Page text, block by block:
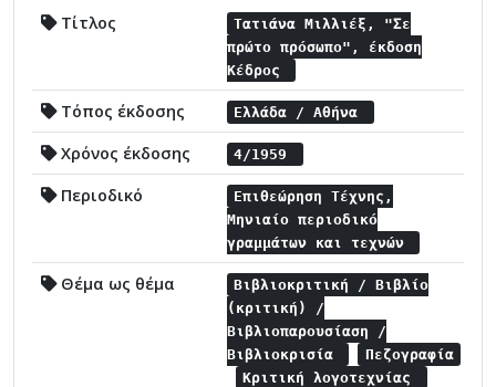
Τίτλος
Τατιάνα Μιλλιέξ, "Σε
πρώτο πρόσωπο", έκδοση
Κέδρος
Τόπος έκδοσης Ελλάδα / Αθήνα
Χρόνος έκδοσης 4/1959
Περιοδικό
Επιθεώρηση Τέχνης,
Μηνιαίο περιοδικό
γραμμάτων και τεχνών
Θέμα ως θέμα
Βιβλιοκριτική / Βιβλίο
(κριτική) /
Βιβλιοπαρουσίαση /
Βιβλιοκρισία
Πεζογραφία
Κριτική λογοτεχνίας